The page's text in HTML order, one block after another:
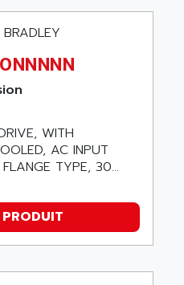
WITH
AC INPUT
TYPE, 30...